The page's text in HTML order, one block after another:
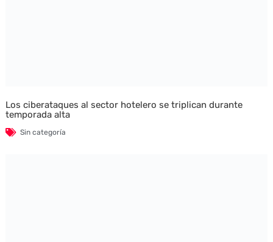
Los ciberataques al sector hotelero se triplican durante
temporada alta
Sin categoría